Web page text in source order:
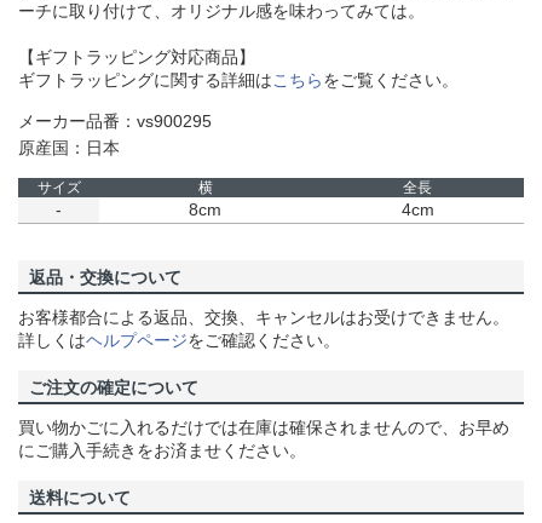
ーチに取り付けて、オリジナル感を味わってみては。
【ギフトラッピング対応商品】
ギフトラッピングに関する詳細はこちらをご覧ください。
メーカー品番：vs900295
原産国：日本
サイズ 横 全長
- 8cm 4cm
返品・交換について
お客様都合による返品、交換、キャンセルはお受けできません。
詳しくはヘルプページをご確認ください。
ご注文の確定について
買い物かごに入れるだけでは在庫は確保されませんので、お早め
にご購入手続きをお済ませください。
送料について